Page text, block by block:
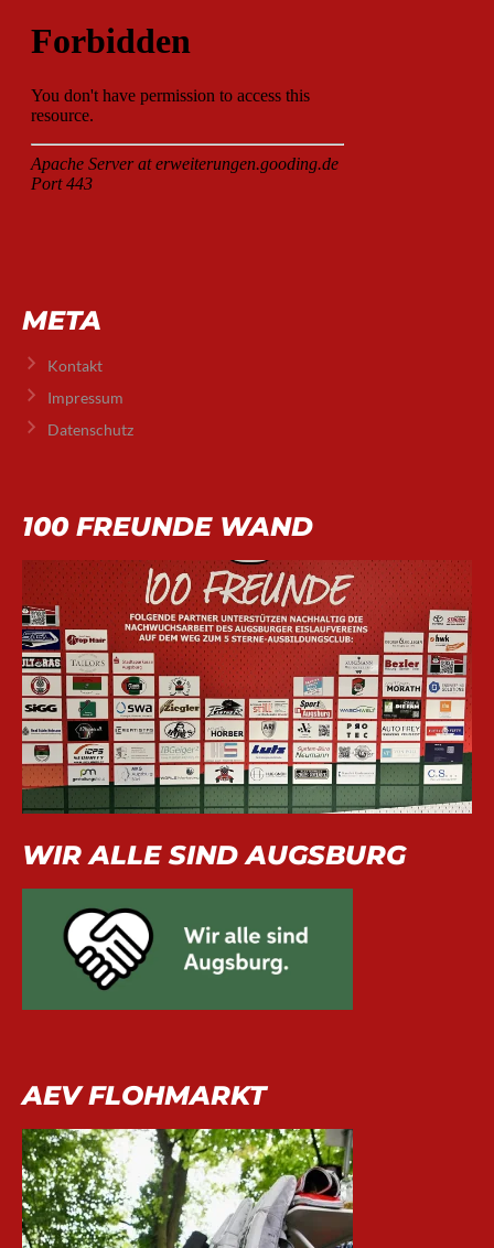
META
Kontakt
Impressum
Datenschutz
100 FREUNDE WAND
WIR ALLE SIND AUGSBURG
AEV FLOHMARKT